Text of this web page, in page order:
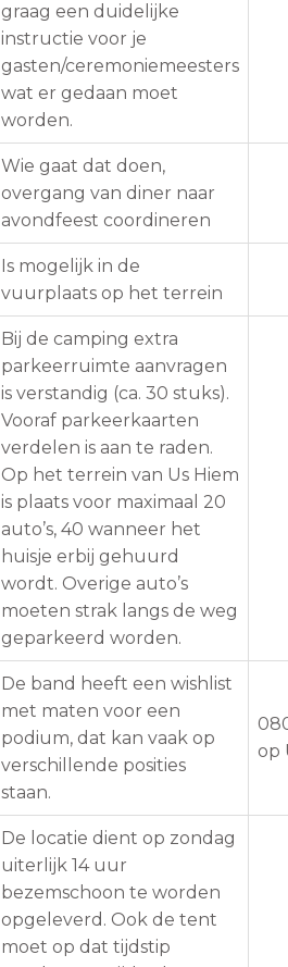
graag een duidelijke
instructie voor je
gasten/ceremoniemeesters
wat er gedaan moet
worden.
Wie gaat dat doen,
overgang van diner naar
avondfeest coordineren
Is mogelijk in de
vuurplaats op het terrein
Bij de camping extra
parkeerruimte aanvragen
is verstandig (ca. 30 stuks).
Vooraf parkeerkaarten
verdelen is aan te raden.
Op het terrein van Us Hiem
is plaats voor maximaal 20
auto’s, 40 wanneer het
huisje erbij gehuurd
wordt. Overige auto’s
moeten strak langs de weg
geparkeerd worden.
De band heeft een wishlist
met maten voor een
podium, dat kan vaak op
verschillende posities
staan.
op
De locatie dient op zondag
uiterlijk 14 uur
bezemschoon te worden
opgeleverd. Ook de tent
moet op dat tijdstip